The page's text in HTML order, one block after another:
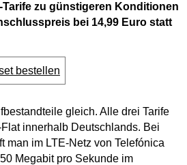
Tarife zu günstigeren Konditionen
bei 14,99 Euro statt
bestellen
gleich. Alle drei Tarife
innerhalb Deutschlands. Bei
man im LTE-Netz von Telefónica
Megabit pro Sekunde im